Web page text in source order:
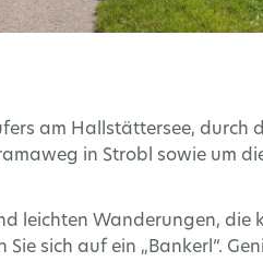
am Hallstättersee, durch
in Strobl sowie um
leichten Wanderungen, die
sich auf ein „Bankerl“.